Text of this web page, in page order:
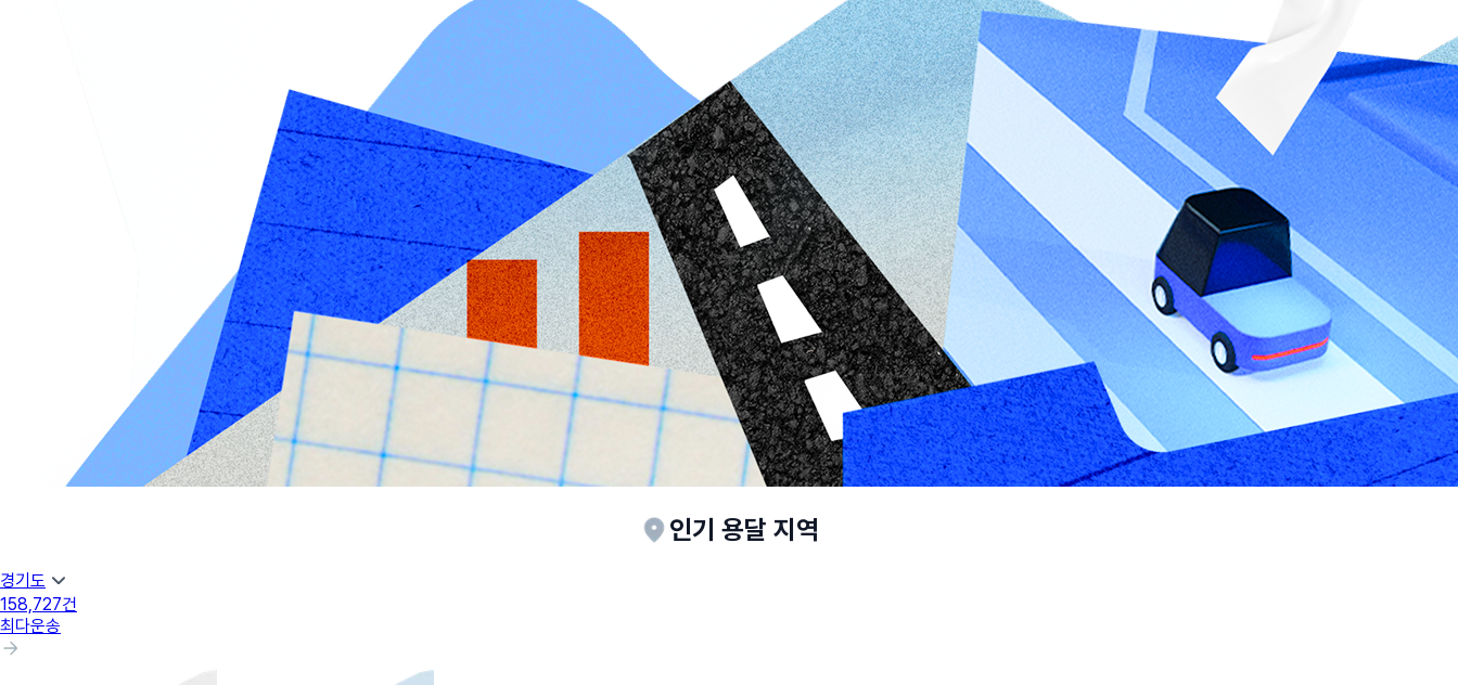
인기 용달 지역
경기도
158,727건
최다운송